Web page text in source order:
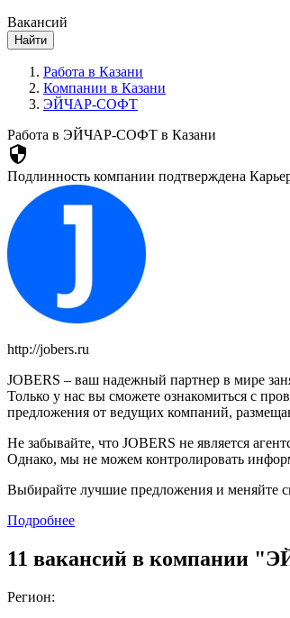
Вакансий
Найти
Работа в Казани
Компании в Казани
ЭЙЧАР-СОФТ
Работа в ЭЙЧАР-СОФТ в Казани
security
Подлинность компании подтверждена
http://jobers.ru
JOBERS – ваш надежный партнер в мире
Только у нас вы сможете ознакомиться с
предложения от ведущих компаний,
Не забывайте, что JOBERS не является
Однако, мы не можем контролировать
Выбирайте лучшие предложения и меняйте
Подробнее
11 вакансий в компании
Регион: